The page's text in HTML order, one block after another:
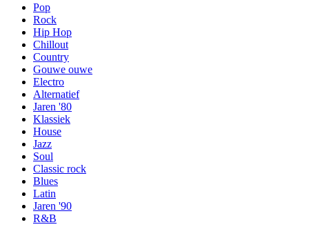
Pop
Rock
Hip Hop
Chillout
Country
Gouwe ouwe
Electro
Alternatief
Jaren '80
Klassiek
House
Jazz
Soul
Classic rock
Blues
Latin
Jaren '90
R&B